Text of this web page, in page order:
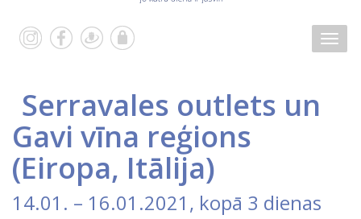
Serravales outlets un
Gavi vīna reģions
(Eiropa, Itālija)
14.01. – 16.01.2021 , kopā 3 dienas